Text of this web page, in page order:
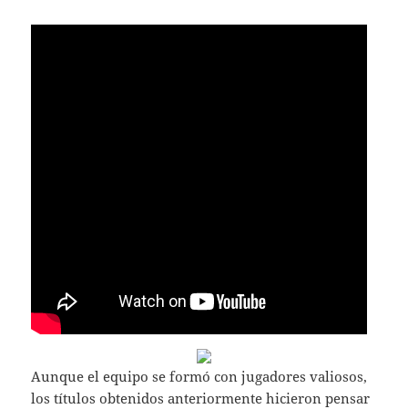
Aunque el equipo se formó con jugadores valiosos,
los títulos obtenidos anteriormente hicieron pensar